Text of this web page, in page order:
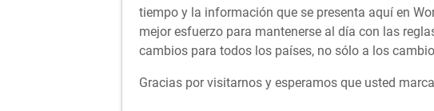
tiempo y la información que se presenta aquí en
mejor esfuerzo para mantenerse al día con las
cambios para todos los países, no sólo a los
Gracias por visitarnos y esperamos que usted